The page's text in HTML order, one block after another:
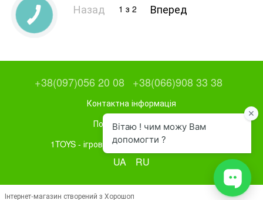
Назад 1 з 2 Вперед
+38(097)056 20 08 +38(066)908 33 38
Контактна інформація
Повна версія сайту
1TOYS - ігрове та спортивне обладнання
UA RU
Інтернет-магазин створений з Хорошоп